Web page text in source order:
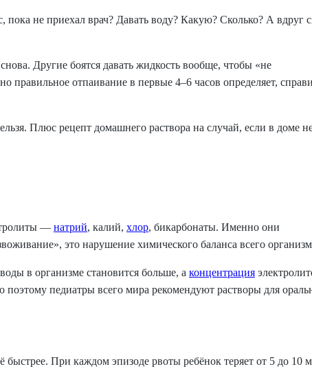
не приехал врач? Давать воду? Какую? Сколько? А вдруг
Другие боятся давать жидкость вообще, чтобы «не
правильное отпаивание в первые 4–6 часов определяет,
Плюс рецепт домашнего раствора на случай, если в доме
— натрий, калий, хлор, бикарбонаты. Именно они
это нарушение химического баланса всего
в организме становится больше, а концентрация
педиатры всего мира рекомендуют растворы для
При каждом эпизоде рвоты ребёнок теряет от 5 до 10